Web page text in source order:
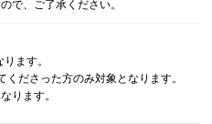
で、ご了承ください。
ます。
くださった方のみ対象となります。
ります。